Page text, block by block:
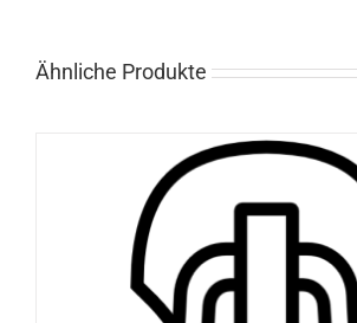
Ähnliche Produkte